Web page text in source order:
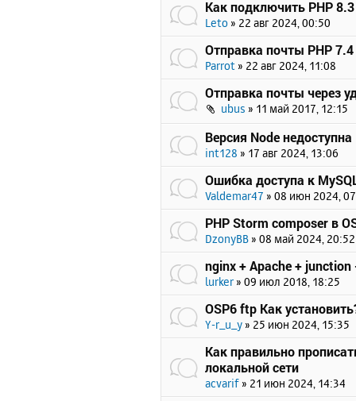
Как подключить PHP
Leto » 22 авг 2024, 00:50
Отправка почты PHP
Parrot » 22 авг 2024, 11:08
Отправка почты через
ubus » 11 май 2017, 12:15
Версия Node недоступна
int128 » 17 авг 2024, 13:06
Ошибка доступа к
Valdemar47 » 08 июн 2024,
PHP Storm composer в
DzonyBB » 08 май 2024, 20:52
nginx + Apache + junction
lurker » 09 июл 2018, 18:25
OSP6 ftp Как
Y-r_u_y » 25 июн 2024, 15:35
Как правильно
локальной сети
acvarif » 21 июн 2024, 14:34